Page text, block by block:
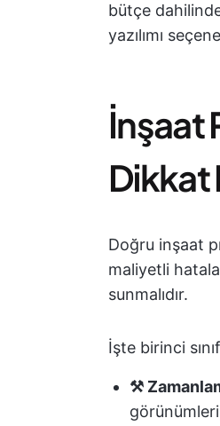
bütçe
yazılımı
İnşaat
Dikkat
Doğru inşaat
maliyetli
sunmalıdır.
İşte birinci sınıf
⚒️